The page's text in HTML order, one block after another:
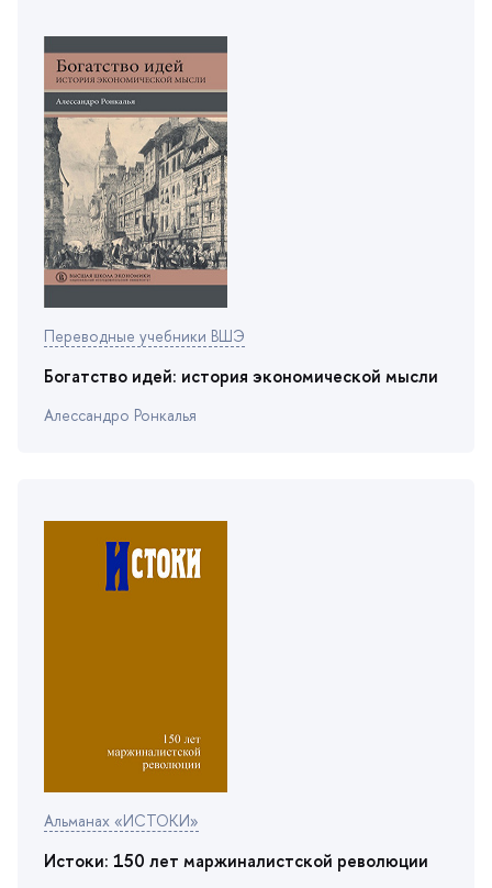
Переводные учебники ВШЭ
Богатство идей: история экономической мысли
Алессандро Ронкалья
Альманах «ИСТОКИ»
Истоки: 150 лет маржиналистской революции